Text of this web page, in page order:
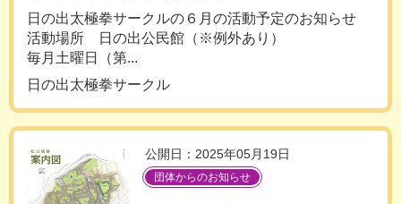
日の出太極拳サークルの６月の活動予定のお知らせ
活動場所 日の出公民館（※例外あり）
毎月土曜日（第...
日の出太極拳サークル
公開日：2025年05月19日
団体からのお知らせ